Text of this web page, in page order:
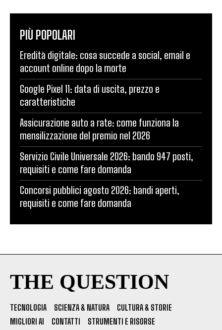
PIÙ POPOLARI
Eredità digitale: cosa succede a social, email e
account online dopo la morte
Google Pixel 11: data di uscita, prezzo e
caratteristiche
Assicurazione auto a rate: come funziona la
mensilizzazione del premio nel 2026
Servizio Civile Universale 2026: bando 947 posti,
requisiti e come fare domanda
Concorsi pubblici agosto 2026: bandi aperti,
requisiti e come fare domanda
THE QUESTION
TECNOLOGIA SCIENZA & NATURA
CULTURA & STORIE
MIGLIORI AI
CONTATTI STRUMENTI E RISORSE